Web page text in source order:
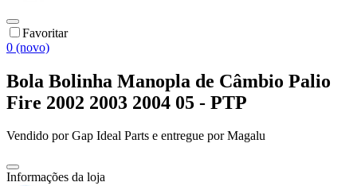
Favoritar
0 (novo)
Bola Bolinha Manopla de Câmbio Palio
Fire 2002 2003 2004 05 - PTP
Vendido porGap Ideal Parts e entregue por Magalu
Informações da loja